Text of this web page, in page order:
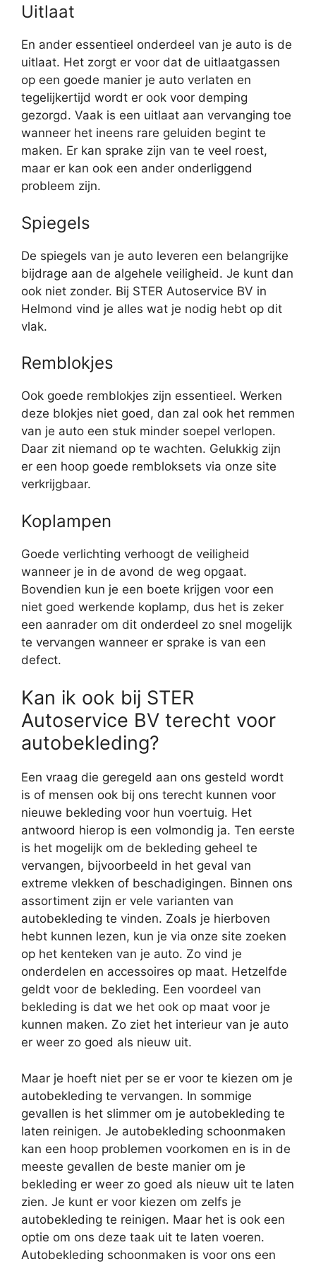
Uitlaat
En ander essentieel onderdeel van je auto is de
uitlaat. Het zorgt er voor dat de uitlaatgassen
op een goede manier je auto verlaten en
tegelijkertijd wordt er ook voor demping
gezorgd. Vaak is een uitlaat aan vervanging toe
wanneer het ineens rare geluiden begint te
maken. Er kan sprake zijn van te veel roest,
maar er kan ook een ander onderliggend
probleem zijn.
Spiegels
De spiegels van je auto leveren een belangrijke
bijdrage aan de algehele veiligheid. Je kunt dan
ook niet zonder. Bij STER Autoservice BV in
Helmond vind je alles wat je nodig hebt op dit
vlak.
Remblokjes
Ook goede remblokjes zijn essentieel. Werken
deze blokjes niet goed, dan zal ook het remmen
van je auto een stuk minder soepel verlopen.
Daar zit niemand op te wachten. Gelukkig zijn
er een hoop goede rembloksets via onze site
verkrijgbaar.
Koplampen
Goede verlichting verhoogt de veiligheid
wanneer je in de avond de weg opgaat.
Bovendien kun je een boete krijgen voor een
niet goed werkende koplamp, dus het is zeker
een aanrader om dit onderdeel zo snel mogelijk
te vervangen wanneer er sprake is van een
defect.
Kan ik ook bij STER
Autoservice BV terecht voor
autobekleding?
Een vraag die geregeld aan ons gesteld wordt
is of mensen ook bij ons terecht kunnen voor
nieuwe bekleding voor hun voertuig. Het
antwoord hierop is een volmondig ja. Ten eerste
is het mogelijk om de bekleding geheel te
vervangen, bijvoorbeeld in het geval van
extreme vlekken of beschadigingen. Binnen ons
assortiment zijn er vele varianten van
autobekleding te vinden. Zoals je hierboven
hebt kunnen lezen, kun je via onze site zoeken
op het kenteken van je auto. Zo vind je
onderdelen en accessoires op maat. Hetzelfde
geldt voor de bekleding. Een voordeel van
bekleding is dat we het ook op maat voor je
kunnen maken. Zo ziet het interieur van je auto
er weer zo goed als nieuw uit.
Maar je hoeft niet per se er voor te kiezen om je
autobekleding te vervangen. In sommige
gevallen is het slimmer om je autobekleding te
laten reinigen. Je autobekleding schoonmaken
kan een hoop problemen voorkomen en is in de
meeste gevallen de beste manier om je
bekleding er weer zo goed als nieuw uit te laten
zien. Je kunt er voor kiezen om zelfs je
autobekleding te reinigen. Maar het is ook een
optie om ons deze taak uit te laten voeren.
Autobekleding schoonmaken is voor ons een